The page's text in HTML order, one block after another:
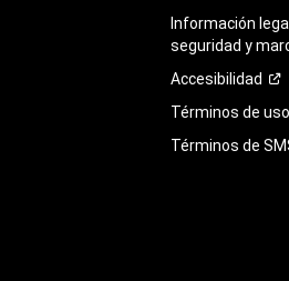
Información
seguridad y
Accesibilidad
Términos de
Términos de